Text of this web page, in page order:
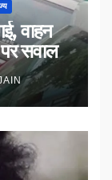
सवाल